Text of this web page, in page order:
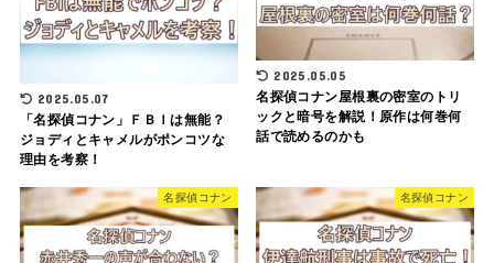
2025.05.07
「名探偵コナン」ＦＢＩは無能？
ジョディとキャメルがポンコツな
理由を考察！
2025.05.05
名探偵コナン屋根裏の密室のトリ
ックと暗号を解説！原作は何巻何
話で読めるのかも
名探偵コナン 名探偵コナン